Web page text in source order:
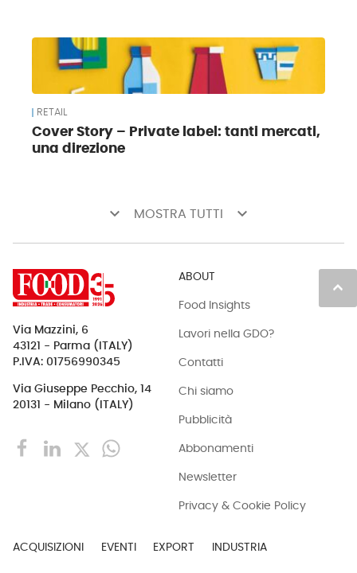
RETAIL
Cover Story – Private label: tanti mercati,
una direzione
keyboard_arrow_down MOSTRA TUTTI keyboard_arrow_down
keyboard_arrow_up
Via Mazzini, 6
43121 - Parma (ITALY)
P.IVA: 01756990345
Via Giuseppe Pecchio, 14
20131 - Milano (ITALY)
ABOUT
Food Insights
Lavori nella GDO?
Contatti
Chi siamo
Pubblicità
Abbonamenti
Newsletter
Privacy & Cookie Policy
ACQUISIZIONI EVENTI EXPORT INDUSTRIA